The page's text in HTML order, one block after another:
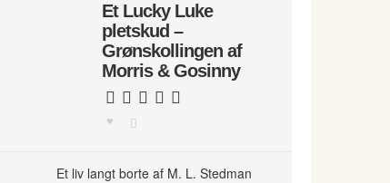
Et Lucky Luke
pletskud –
Grønskollingen af
Morris & Gosinny
Et liv langt borte af M. L. Stedman